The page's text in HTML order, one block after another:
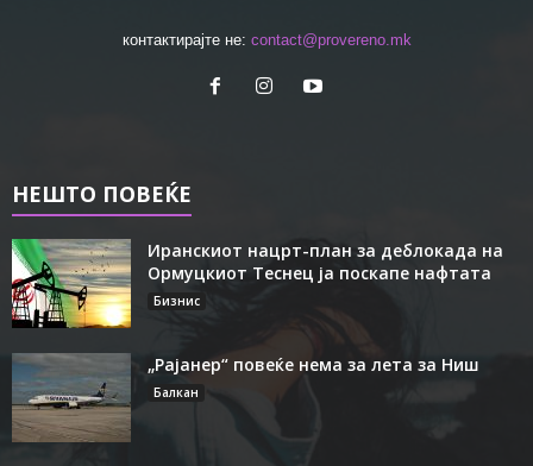
контактирајте не: contact@provereno.mk
НЕШТО ПОВЕЌЕ
Иранскиот нацрт-план за деблокада на
Ормуцкиот Теснец ја поскапе нафтата
Бизнис
„Рајанер“ повеќе нема за лета за Ниш
Балкан